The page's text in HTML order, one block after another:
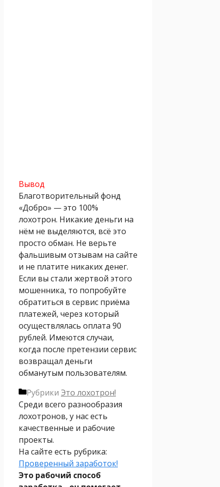
Вывод
Благотворительный фонд
«Добро» — это 100%
лохотрон. Никакие деньги на
нём не выделяются, всё это
просто обман. Не верьте
фальшивым отзывам на сайте
и не платите никаких денег.
Если вы стали жертвой этого
мошенника, то попробуйте
обратиться в сервис приёма
платежей, через который
осуществлялась оплата 90
рублей. Имеются случаи,
когда после претензии сервис
возвращал деньги
обманутым пользователям.
Рубрики Это лохотрон!
Среди всего разнообразия
лохотронов, у нас есть
качественные и рабочие
проекты.
На сайте есть рубрика:
Проверенный заработок!
Это рабочий способ